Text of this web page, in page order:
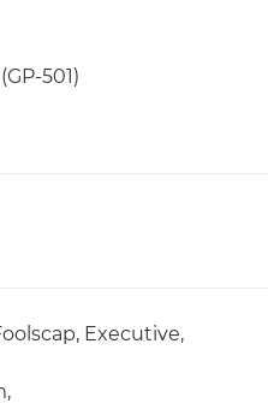
501)
Executive,